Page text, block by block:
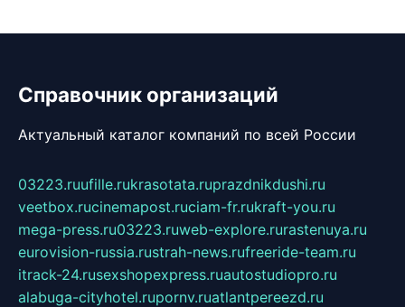
Справочник организаций
Актуальный каталог компаний по всей России
03223.ruufille.rukrasotata.ruprazdnikdushi.ru
veetbox.rucinemapost.ruciam-fr.rukraft-you.ru
mega-press.ru03223.ruweb-explore.rurastenuya.ru
eurovision-russia.rustrah-news.rufreeride-team.ru
itrack-24.rusexshopexpress.ruautostudiopro.ru
alabuga-cityhotel.rupornv.ruatlantpereezd.ru